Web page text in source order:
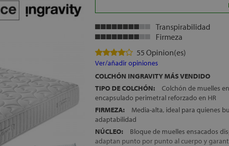
Transpirabilidad
Firmeza
55 Opinion(es)
Ver/añadir opiniones
COLCHÓN INGRAVITY MÁS VENDIDO
TIPO DE COLCHÓN:
Colchón de muelles
encapsulado perimetral reforzado en HR
FIRMEZA:
Media-alta, ideal para quienes
adaptabilidad
NÚCLEO:
Bloque de muelles ensacados
adaptan punto por punto al cuerpo y